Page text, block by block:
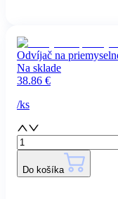
Odvíjač na
Na sklade
38.86 €
/ks
Do košíka